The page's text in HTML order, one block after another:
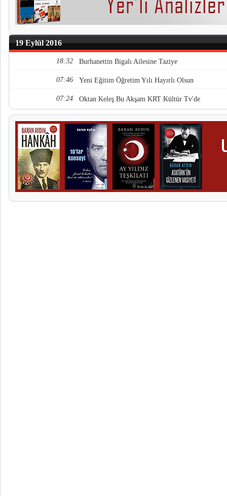
19 Eylül 2016
18:32 Burhanettin Bigalı Ailesine Taziye
07:46 Yeni Eğitim Öğretim Yılı Hayırlı Olsun
07:24 Oktan Keleş Bu Akşam KRT Kültür Tv'de